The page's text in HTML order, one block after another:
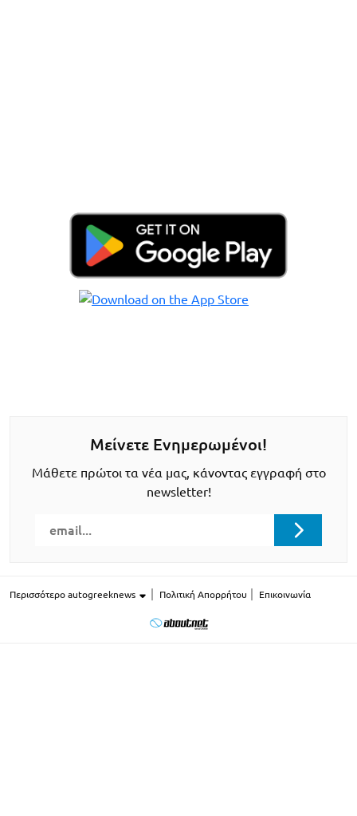
Μείνετε Ενημερωμένοι!
Μάθετε πρώτοι τα νέα μας, κάνοντας εγγραφή στο
newsletter!
Περισσότερο autogreeknews Πολιτική Απορρήτου Επικοινωνία